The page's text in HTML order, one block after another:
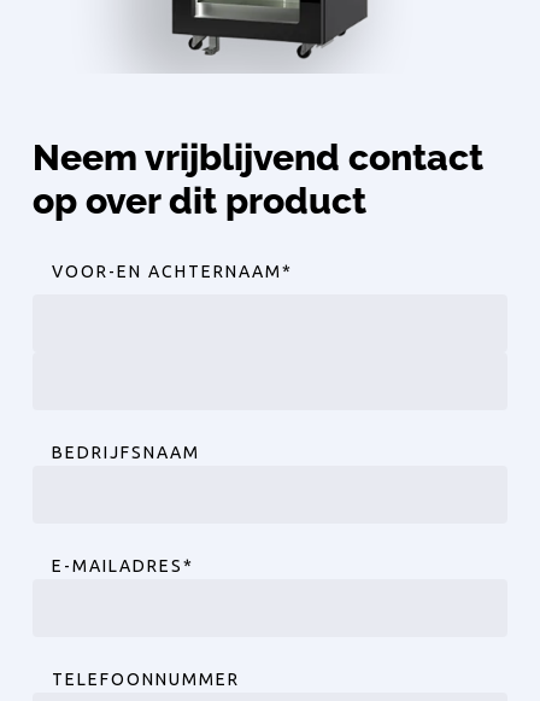
Neem vrijblijvend contact
op over dit product
VOOR-EN ACHTERNAAM*
BEDRIJFSNAAM
E-MAILADRES*
TELEFOONNUMMER